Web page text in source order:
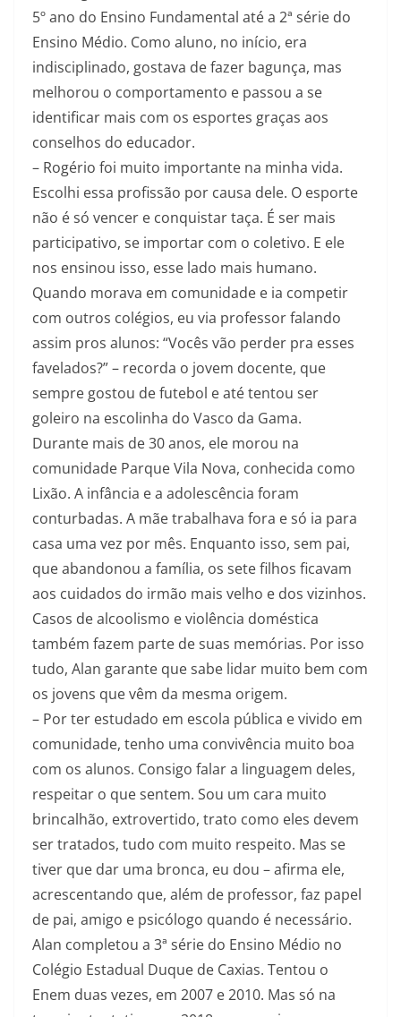
5º ano do Ensino Fundamental até a 2ª série do
Ensino Médio. Como aluno, no início, era
indisciplinado, gostava de fazer bagunça, mas
melhorou o comportamento e passou a se
identificar mais com os esportes graças aos
conselhos do educador.
– Rogério foi muito importante na minha vida.
Escolhi essa profissão por causa dele. O esporte
não é só vencer e conquistar taça. É ser mais
participativo, se importar com o coletivo. E ele
nos ensinou isso, esse lado mais humano.
Quando morava em comunidade e ia competir
com outros colégios, eu via professor falando
assim pros alunos: “Vocês vão perder pra esses
favelados?” – recorda o jovem docente, que
sempre gostou de futebol e até tentou ser
goleiro na escolinha do Vasco da Gama.
Durante mais de 30 anos, ele morou na
comunidade Parque Vila Nova, conhecida como
Lixão. A infância e a adolescência foram
conturbadas. A mãe trabalhava fora e só ia para
casa uma vez por mês. Enquanto isso, sem pai,
que abandonou a família, os sete filhos ficavam
aos cuidados do irmão mais velho e dos vizinhos.
Casos de alcoolismo e violência doméstica
também fazem parte de suas memórias. Por isso
tudo, Alan garante que sabe lidar muito bem com
os jovens que vêm da mesma origem.
– Por ter estudado em escola pública e vivido em
comunidade, tenho uma convivência muito boa
com os alunos. Consigo falar a linguagem deles,
respeitar o que sentem. Sou um cara muito
brincalhão, extrovertido, trato como eles devem
ser tratados, tudo com muito respeito. Mas se
tiver que dar uma bronca, eu dou – afirma ele,
acrescentando que, além de professor, faz papel
de pai, amigo e psicólogo quando é necessário.
Alan completou a 3ª série do Ensino Médio no
Colégio Estadual Duque de Caxias. Tentou o
Enem duas vezes, em 2007 e 2010. Mas só na